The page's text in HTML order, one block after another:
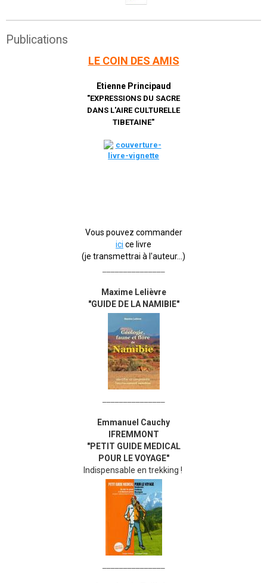
Publications
LE COIN DES AMIS
Etienne Principaud
"EXPRESSIONS DU SACRE
DANS L'AIRE CULTURELLE
TIBETAINE"
Vous pouvez commander
ici ce livre
(je transmettrai à l'auteur...)
Maxime Lelièvre
"GUIDE DE LA NAMIBIE"
Emmanuel Cauchy
IFREMMONT
"PETIT GUIDE MEDICAL
POUR LE VOYAGE"
Indispensable en trekking !